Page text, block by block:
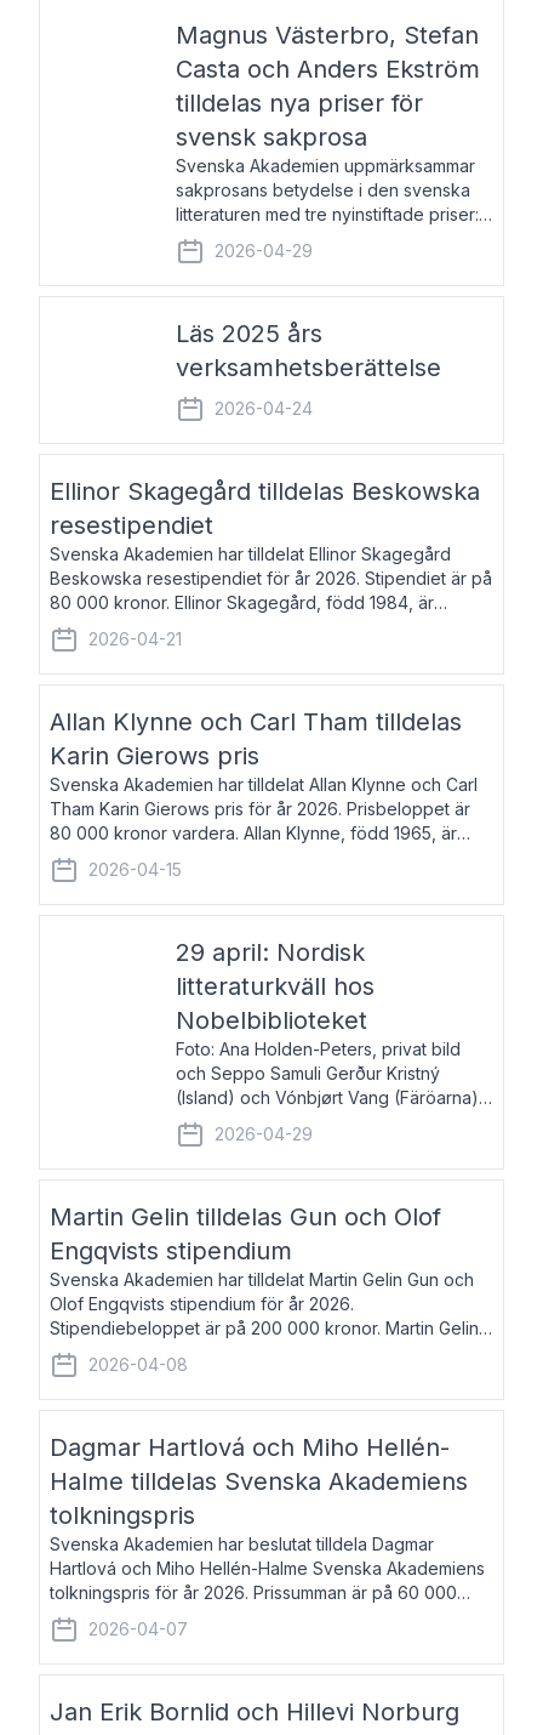
Magnus Västerbro, Stefan
Casta och Anders Ekström
tilldelas nya priser för
svensk sakprosa
Svenska Akademien uppmärksammar
sakprosans betydelse i den svenska
litteraturen med tre nyinstiftade priser:
Svenska Akademiens pris till
framstående författare av svensk
sakprosa som i år går till Magnus
2026-04-29
Läs 2025 års
verksamhetsberättelse
2026-04-24
Ellinor Skagegård tilldelas Beskowska
resestipendiet
Svenska Akademien har tilldelat Ellinor Skagegård
Beskowska resestipendiet för år 2026. Stipendiet är på
80 000 kronor. Ellinor Skagegård, född 1984, är
författare, journalist och musiker. Hon skriver
återkommande för Svenska Dagbladet, Ups
2026-04-21
Allan Klynne och Carl Tham tilldelas
Karin Gierows pris
Svenska Akademien har tilldelat Allan Klynne och Carl
Tham Karin Gierows pris för år 2026. Prisbeloppet är
80 000 kronor vardera. Allan Klynne, född 1965, är
arkeolog, författare, översättare och fil.dr i antikens
kultur och samhällsliv. Ut
2026-04-15
29 april: Nordisk
litteraturkväll hos
Nobelbiblioteket
Foto: Ana Holden-Peters, privat bild
och Seppo Samuli Gerður Kristný
(Island) och Vónbjørt Vang (Färöarna)
läser ur sina verk och samtalar med
John Swedenmark. De läser upp på
färöiska, isländska och svenska och
2026-04-29
Martin Gelin tilldelas Gun och Olof
Engqvists stipendium
Svenska Akademien har tilldelat Martin Gelin Gun och
Olof Engqvists stipendium för år 2026.
Stipendiebeloppet är på 200 000 kronor. Martin Gelin,
född 1978, är journalist och författare. Han lever
numera i Paris men var under många år bosat
2026-04-08
Dagmar Hartlová och Miho Hellén-
Halme tilldelas Svenska Akademiens
tolkningspris
Svenska Akademien har beslutat tilldela Dagmar
Hartlová och Miho Hellén-Halme Svenska Akademiens
tolkningspris för år 2026. Prissumman är på 60 000
kronor var. Dagmar Hartlová, född 1951, översätter
huvudsakligen från svenska till tjeckiska
2026-04-07
Jan Erik Bornlid och Hillevi Norburg